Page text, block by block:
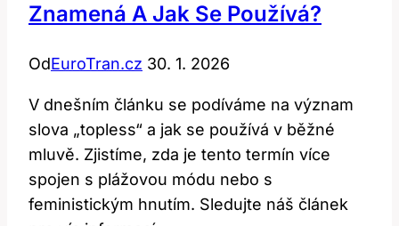
Znamená A Jak Se Používá?
OdEuroTran.cz 30. 1. 2026
V dnešním článku se podíváme na význam
slova „topless“ a jak se používá v běžné
mluvě. Zjistíme, zda je tento termín více
spojen s plážovou módu nebo s
feministickým hnutím. Sledujte náš článek